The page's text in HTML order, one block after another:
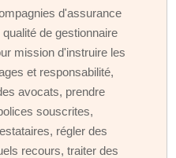
d'assurance
de gestionnaire
mission d'instruire les
et responsabilité,
avocats, prendre
souscrites,
régler des
recours, traiter des